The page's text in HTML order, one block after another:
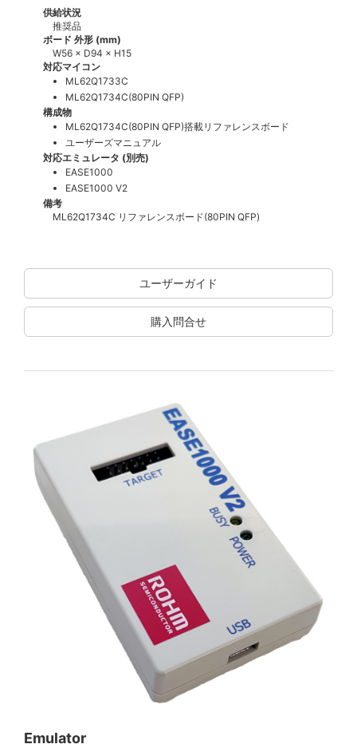
供給状況
推奨品
ボード 外形 (mm)
W56 × D94 × H15
対応マイコン
ML62Q1733C
ML62Q1734C(80PIN QFP)
構成物
ML62Q1734C(80PIN QFP)搭載リファレンスボード
ユーザーズマニュアル
対応エミュレータ (別売)
EASE1000
EASE1000 V2
備考
ML62Q1734C リファレンスボード(80PIN QFP)
ユーザーガイド
購入問合せ
Emulator